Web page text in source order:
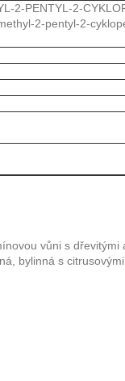
2-PENTYL-2-
2-pentyl-2-
vůni s dřevitými
bylinná s citrusovými